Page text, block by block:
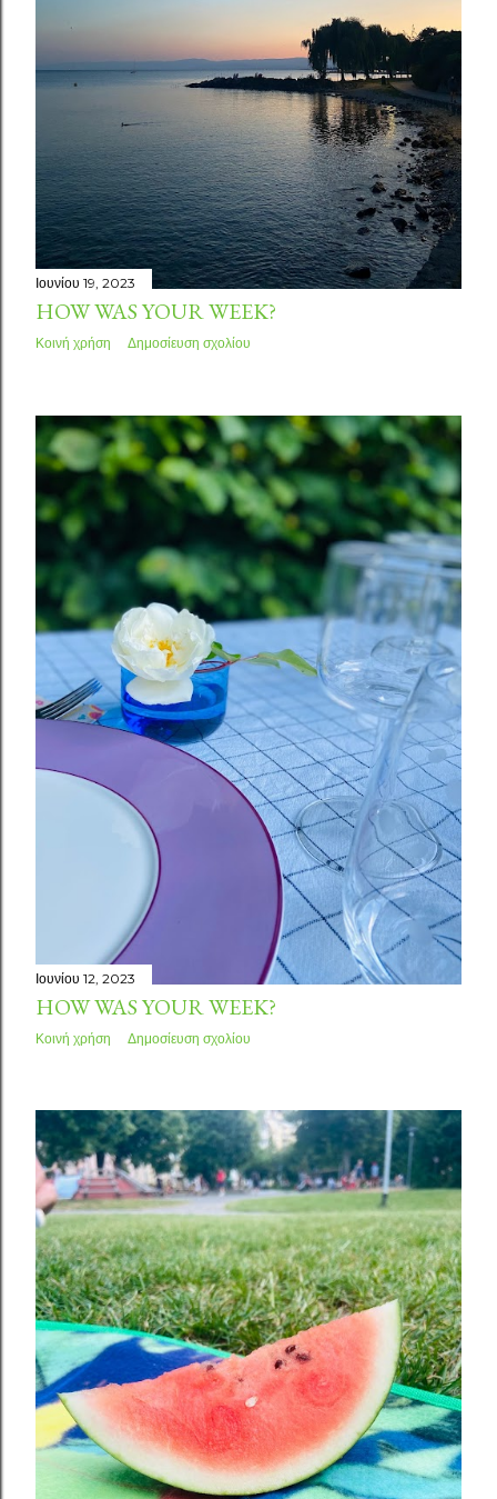
Ιουνίου 19, 2023
HOW WAS YOUR WEEK?
Κοινή χρήση Δημοσίευση σχολίου
Ιουνίου 12, 2023
HOW WAS YOUR WEEK?
Κοινή χρήση Δημοσίευση σχολίου